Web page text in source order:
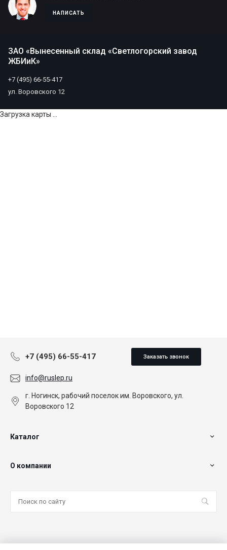
НАПИСАТЬ
ЗАО «Вынесенный склад «Светлогорский завод
ЖБИиК»
+7 (495) 66-55-417
ул. Воровского 12
Загрузка карты ...
+7 (495) 66-55-417 Заказать звонок
info@ruslep.ru
г. Ногинск, рабочий поселок им. Воровского, ул.
Воровского 12
Каталог
О компании